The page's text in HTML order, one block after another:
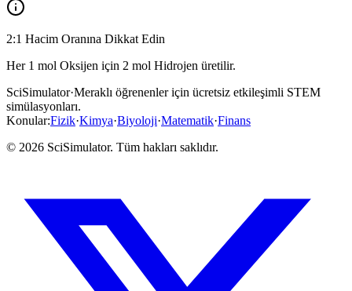
2:1 Hacim Oranına Dikkat Edin
Her 1 mol Oksijen için 2 mol Hidrojen üretilir.
SciSimulator·Meraklı öğrenenler için ücretsiz etkileşimli STEM
simülasyonları.
Konular:Fizik·Kimya·Biyoloji·Matematik·Finans
© 2026 SciSimulator. Tüm hakları saklıdır.